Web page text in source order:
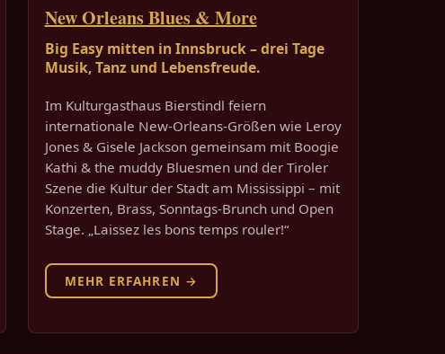
New Orleans Blues & More
Big Easy mitten in Innsbruck – drei Tage
Musik, Tanz und Lebensfreude.
Im Kulturgasthaus Bierstindl feiern
internationale New-Orleans-Größen wie Leroy
Jones & Gisele Jackson gemeinsam mit Boogie
Kathi & the muddy Bluesmen und der Tiroler
Szene die Kultur der Stadt am Mississippi – mit
Konzerten, Brass, Sonntags-Brunch und Open
Stage. „Laissez les bons temps rouler!“
MEHR ERFAHREN →